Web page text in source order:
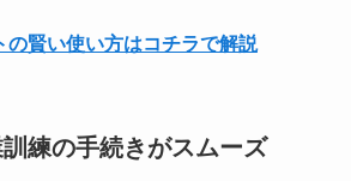
の賢い使い方はコチラで解説
練の手続きがスムーズ